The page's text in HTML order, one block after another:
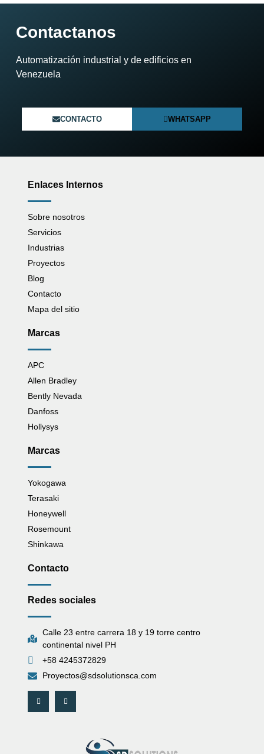
Contactanos
Automatización industrial y de edificios en
Venezuela​
CONTACTO WHATSAPP
Enlaces Internos
Sobre nosotros
Servicios
Industrias
Proyectos
Blog
Contacto
Mapa del sitio
Marcas
APC
Allen Bradley
Bently Nevada
Danfoss
Hollysys
Marcas
Yokogawa
Terasaki
Honeywell
Rosemount
Shinkawa
Contacto
Redes sociales
Calle 23 entre carrera 18 y 19 torre centro
continental nivel PH
+58 4245372829
Proyectos@sdsolutionsca.com